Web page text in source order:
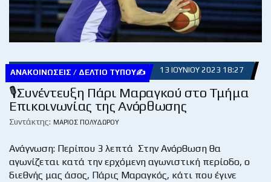
ΑΝΑΚΟΙΝΏΣΕΙΣ / ΔΕΛΤΊΟ ΤΎΠΟΥ✍ 13 ΙΟΥΝΊΟΥ 2023 18:27
🎙Συνέντευξη Πάρι Μαραγκού στο Τμήμα
Επικοινωνίας της Ανόρθωσης
Συντάκτης: ΜΆΡΙΟΣ ΠΟΛΥΔΏΡΟΥ
Ανάγνωση: Περίπου 3 λεπτά Στην Ανόρθωση θα
αγωνίζεται κατά την ερχόμενη αγωνιστική περίοδο, ο
διεθνής μας άσος, Πάρις Μαραγκός, κάτι που έγινε